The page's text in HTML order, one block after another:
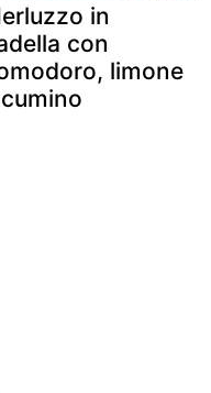
in
con
limone